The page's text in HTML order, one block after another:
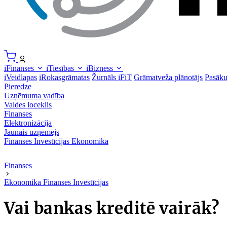
iFinanses iTiesības
iBizness
iVeidlapas iRokasgrāmatas Žurnāls iFiT Grāmatveža plānotājs
Pieredze
Uzņēmuma vadība
Valdes loceklis
Finanses
Elektronizācija
Jaunais uzņēmējs
Finanses Investīcijas Ekonomika
Finanses
Ekonomika Finanses Investīcijas
Vai bankas kreditē vairāk?